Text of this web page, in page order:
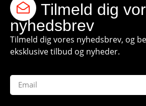
Tilmeld dig
nyhedsbrev
Tilmeld dig vores nyhedsbrev, og
eksklusive tilbud og nyheder.